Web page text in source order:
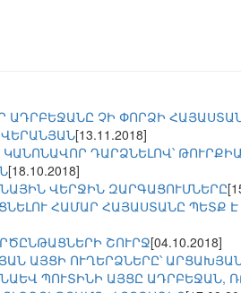
ԱԴՐԲԵՋԱՆԸ ՉԻ ՓՈՐՁԻ
[13.11.2018]
ԴԱՐՁՆԵԼՈՎ՝
[18.10.2018]
ՎԵՐՋԻՆ ԶԱՐԳԱՑՈՒՄՆԵՐԸ
ՀԱՄԱՐ ՀԱՅԱՍՏԱՆԸ ՊԵՏՔ
ՇՈՒՐՋ[04.10.2018]
ԱՅՑԻ ՈՒՂԵՐՁՆԵՐԸ՝
ՊՈՒՏԻՆԻ ԱՅՑԸ ԱԴՐԲԵՋԱՆ,